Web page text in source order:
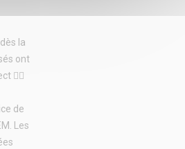
la
ont
👉🏼
de
Les